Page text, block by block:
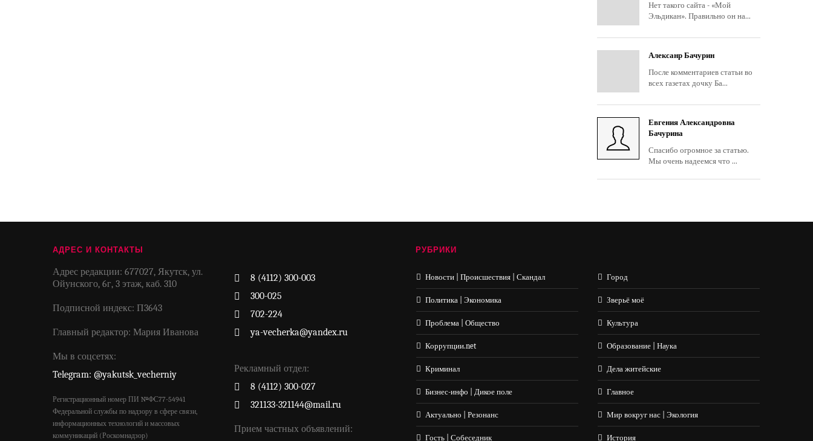
Нет такого сайта - «Мой
Эльдикан». Правильно он на...
Алексанр Бачурин
После комментариев статьи во
всех газетах дочку Ба...
Евгения Александровна
Бачурина
Спасибо огромное за статью.
Мы очень надеемся что ...
АДРЕС И КОНТАКТЫ
Адрес редакции: 677027, Якутск, ул.
Ойунского, 6г, 3 этаж, каб. 310
Подписной индекс: П3643
Главный редактор: Мария Иванова
Мы в соцсетях:
Telegram: @yakutsk_vecherniy
Регистрационный номер ПИ №ФС77-54941
Федеральной службы по надзору в сфере связи,
информационных технологий и массовых
коммуникаций (Роскомнадзор)
8 (4112) 300-003
300-025
702-224
ya-vecherka@yandex.ru
Рекламный отдел:
8 (4112) 300-027
321133-321144@mail.ru
Прием частных объявлений:
РУБРИКИ
Новости | Происшествия | Скандал
Политика | Экономика
Проблема | Общество
Коррупции.net
Криминал
Бизнес-инфо | Дикое поле
Актуально | Резонанс
Гость | Собеседник
Город
Зверьё моё
Культура
Образование | Наука
Дела житейские
Главное
Мир вокруг нас | Экология
История